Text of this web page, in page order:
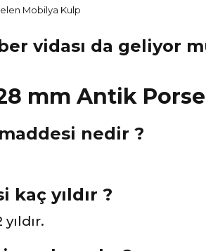
vidası da geliyor
nedir ?
kaç yıldır ?